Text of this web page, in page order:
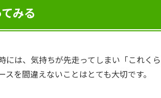
みる
には、気持ちが先走ってしまい「これく
を間違えないことはとても大切です。